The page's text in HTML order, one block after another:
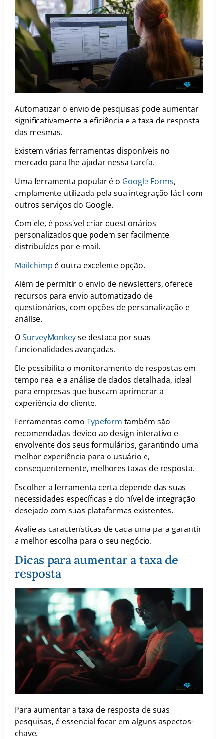
Automatizar o envio de pesquisas pode aumentar
significativamente a eficiência e a taxa de resposta
das mesmas.
Existem várias ferramentas disponíveis no
mercado para lhe ajudar nessa tarefa.
Uma ferramenta popular é o Google Forms,
amplamente utilizada pela sua integração fácil com
outros serviços do Google.
Com ele, é possível criar questionários
personalizados que podem ser facilmente
distribuídos por e-mail.
Mailchimp é outra excelente opção.
Além de permitir o envio de newsletters, oferece
recursos para envio automatizado de
questionários, com opções de personalização e
análise.
OSurveyMonkeyse destaca por suas
funcionalidades avançadas.
Ele possibilita o monitoramento de respostas em
tempo real e a análise de dados detalhada, ideal
para empresas que buscam aprimorar a
experiência do cliente.
Ferramentas como Typeform também são
recomendadas devido ao design interativo e
envolvente dos seus formulários, garantindo uma
melhor experiência para o usuário e,
consequentemente, melhores taxas de resposta.
Escolher a ferramenta certa depende das suas
necessidades específicas e do nível de integração
desejado com suas plataformas existentes.
Avalie as características de cada uma para garantir
a melhor escolha para o seu negócio.
Dicas para aumentar a taxa de
resposta
Para aumentar a taxa de resposta de suas
pesquisas, é essencial focar em alguns aspectos-
chave.